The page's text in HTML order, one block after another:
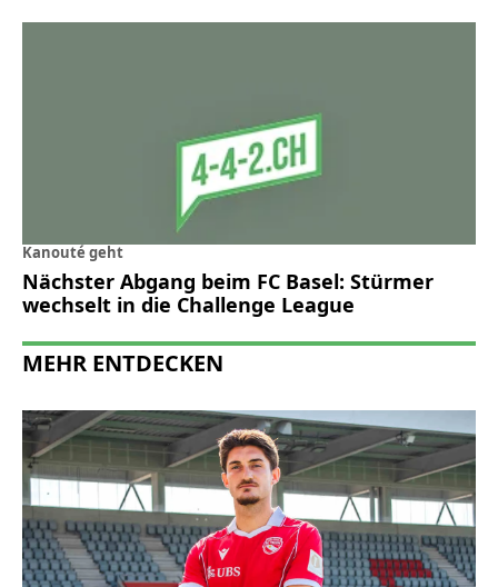
Kanouté geht
Nächster Abgang beim FC Basel: Stürmer
wechselt in die Challenge League
MEHR ENTDECKEN